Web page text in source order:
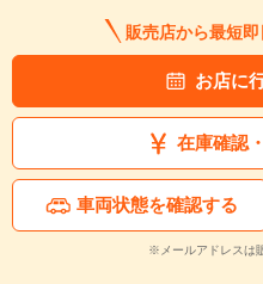
販売店から最短
お店に
在庫確認
車両状態を確認する
※メールアドレスは